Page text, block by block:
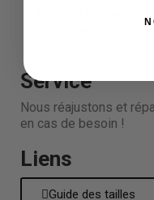
Haute
Service
Nous réajustons et
en cas de besoin !
Liens
Guide des tailles